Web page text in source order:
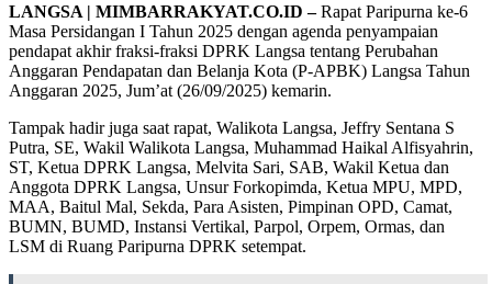
LANGSA | MIMBARRAKYAT.CO.ID –Rapat Paripurna ke-6
Masa Persidangan I Tahun 2025 dengan agenda penyampaian
pendapat akhir fraksi-fraksi DPRK Langsa tentang Perubahan
Anggaran Pendapatan dan Belanja Kota (P-APBK) Langsa Tahun
Anggaran 2025, Jum’at (26/09/2025) kemarin.
Tampak hadir juga saat rapat, Walikota Langsa, Jeffry Sentana S
Putra, SE, Wakil Walikota Langsa, Muhammad Haikal Alfisyahrin,
ST, Ketua DPRK Langsa, Melvita Sari, SAB, Wakil Ketua dan
Anggota DPRK Langsa, Unsur Forkopimda, Ketua MPU, MPD,
MAA, Baitul Mal, Sekda, Para Asisten, Pimpinan OPD, Camat,
BUMN, BUMD, Instansi Vertikal, Parpol, Orpem, Ormas, dan
LSM di Ruang Paripurna DPRK setempat.